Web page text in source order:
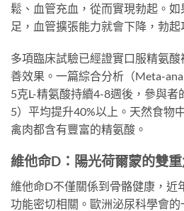
鬆、血管充血，從而實現勃起。
足，血管擴張能力就會下降，勃起
多項臨床試驗已經證實口服精氨
善效果。一篇綜合分析（Meta-
5克L-精氨酸持續4-8週後，參與者
5）平均提升40%以上。天然食物
禽肉都含有豐富的精氨酸。
維他命D：陽光荷爾蒙的雙
維他命D不僅關係到骨骼健康，近
功能密切相關。歐洲泌尿科學會